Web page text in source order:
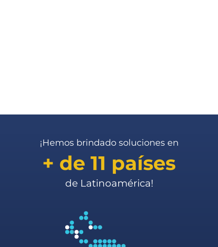
¡Hemos brindado soluciones en
+ de 11 países
de Latinoamérica!